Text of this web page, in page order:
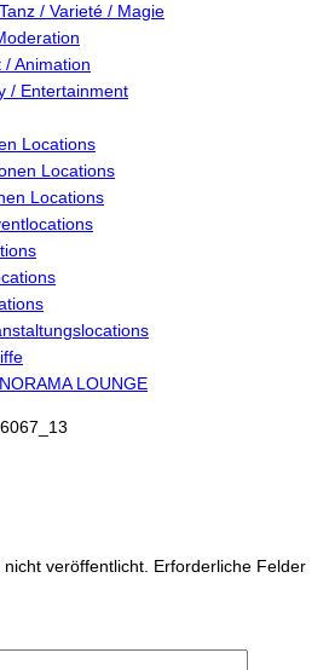
/ Varieté / Magie
/ Animation
/ Entertainment
Locations
Locations
Locations
LOUNGE
veröffentlicht. Erforderliche Felder